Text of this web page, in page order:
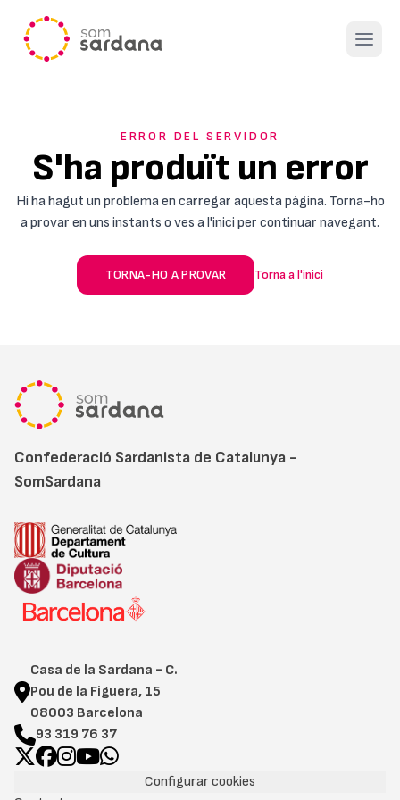
Open
ERROR DEL SERVIDOR
S'ha produït un error
Hi ha hagut un problema en carregar aquesta pàgina. Torna-ho
a provar en uns instants o ves a l'inici per continuar navegant.
TORNA-HO A PROVAR Torna a l'inici
Confederació Sardanista de Catalunya -
SomSardana
Casa de la Sardana - C.
Pou de la Figuera, 15
08003 Barcelona
93 319 76 37
Configurar cookies